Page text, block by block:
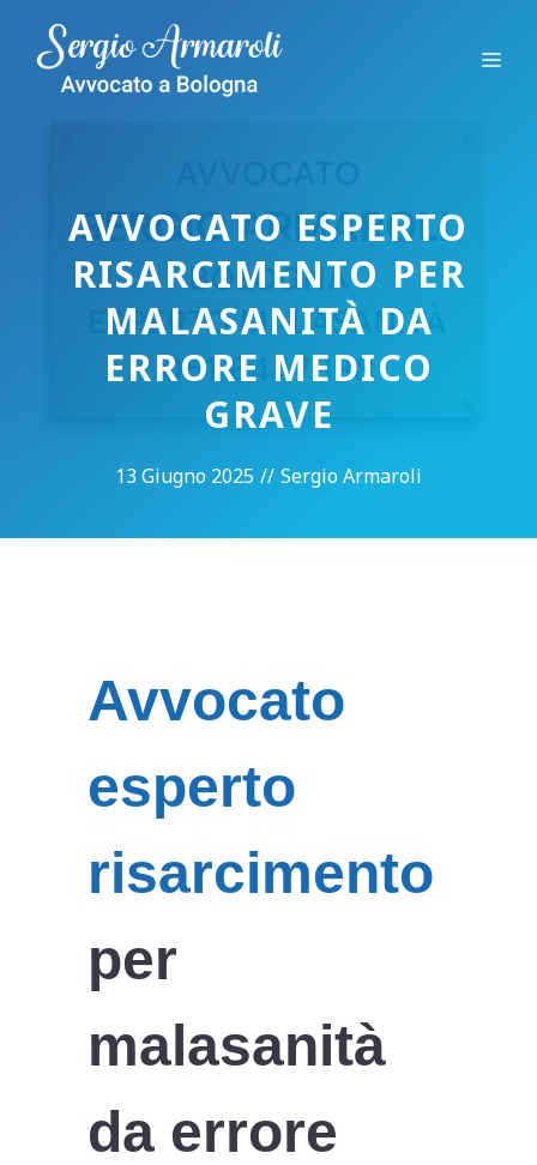
contenuto
AVVOCATO ESPERTO
RISARCIMENTO PER
MALASANITÀ DA
ERRORE MEDICO
GRAVE
13 Giugno 2025 // Sergio Armaroli
Avvocato
esperto
risarcimento
per
malasanità
da errore